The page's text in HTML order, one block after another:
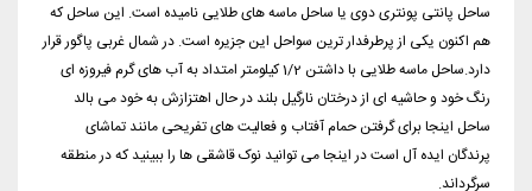
ساحل پانتی پونتری دوی یا ساحل ماسه های طلایی نامیده است. این ساحل که
هم اکنون یکی از پرطرفدار ترین سواحل این جزیره است. در شمال غربی پاگور قرار
دارد.ساحل ماسه طلایی با داشتن 1/2 کیلومتر امتداد به آب های گرم فیروزه ای
رنگ خود و حاشیه ای از درختان نارگیل بلند در حال اهتزازش به خود می بالد
ساحل اینجا برای گرفتن حمام آفتاب و فعالیت های تفریحی مانند تماشای
پرندگان ایده آل است در اینجا می توانید نوک قاشقی ها را ببینید که در منطقه
سرگرداند.